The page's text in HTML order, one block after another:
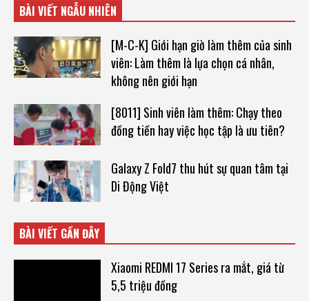
BÀI VIẾT NGẪU NHIÊN
[M-C-K] Giới hạn giờ làm thêm của sinh
viên: Làm thêm là lựa chọn cá nhân,
không nên giới hạn
[8011] Sinh viên làm thêm: Chạy theo
đồng tiền hay việc học tập là ưu tiên?
Galaxy Z Fold7 thu hút sự quan tâm tại
Di Động Việt
BÀI VIẾT GẦN ĐÂY
Xiaomi REDMI 17 Series ra mắt, giá từ
5,5 triệu đồng